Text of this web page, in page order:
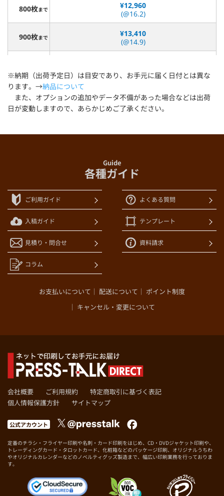
800枚まで
¥12,960
(@16.2)
900枚まで
¥13,410
(@14.9)
(@14.0)
1,100枚 まで
(@13.3)
¥16,540
(@11.8)
1,500枚
¥17,210
(@11.5)
1,600枚
¥17,870
(@11.2)
1,700枚 まで
まで
¥19,230
(@10.7)
2,100枚まで
¥21,120
(@10.1)
2,200枚まで
¥21,790
2,300枚まで
¥22,460
2,400枚まで
¥23,140
(@9.6)
2,500枚まで
¥23,800
(@9.5)
※納期（出荷予定日）は目安であり、お手元に届く日付とは異な
ります。→納品について
また、オプションの追加やデータ不備があった場合などは出荷
日が変動しますので、あらかじめご了承ください。
Guide
各種ガイド
ご利用ガイド よくある質問
入稿ガイド テンプレート
見積り・問合せ 資料請求
コラム
お支払いについて 配送について
ポイント制度
キャンセル・変更について
会社概要 ご利用規約
特定商取引に基づく表記
個人情報保護方針
サイトマップ
公式アカウント
定番のチラシ・フライヤー印刷や名刺・カード印刷をはじめ、CD・DVDジャケット印刷や、
トレーディングカード・タロットカード、化粧箱などのパッケージ印刷、オリジナルうちわ
やオリジナルカレンダーなどのノベルティグッズ製造まで、幅広い印刷業務を行っておりま
す。